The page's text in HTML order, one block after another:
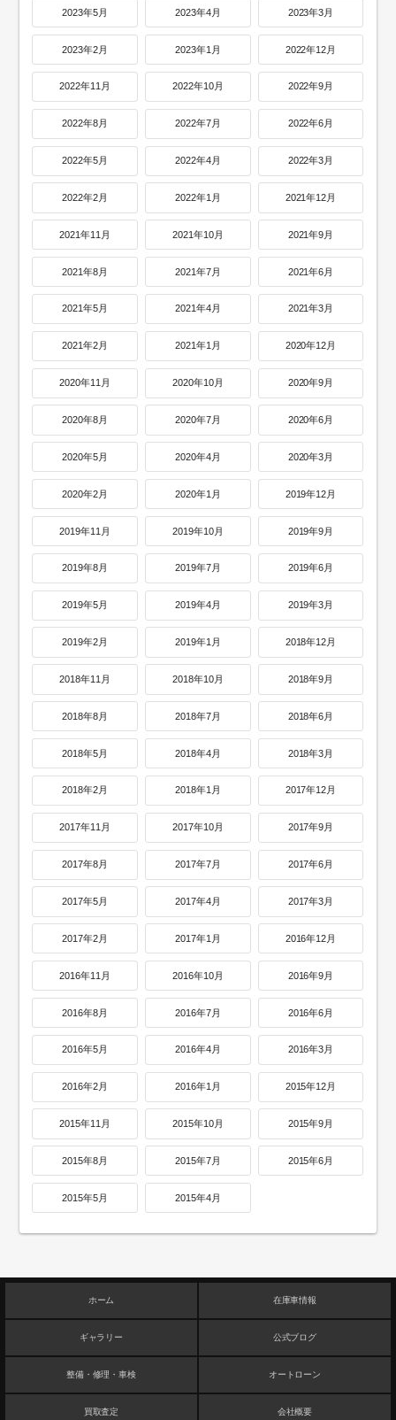
2023年5月 2023年4月 2023年3月
2023年2月 2023年1月 2022年12月
2022年11月 2022年10月 2022年9月
2022年8月 2022年7月 2022年6月
2022年5月 2022年4月 2022年3月
2022年2月 2022年1月 2021年12月
2021年11月 2021年10月 2021年9月
2021年8月 2021年7月 2021年6月
2021年5月 2021年4月 2021年3月
2021年2月 2021年1月 2020年12月
2020年11月 2020年10月 2020年9月
2020年8月 2020年7月 2020年6月
2020年5月 2020年4月 2020年3月
2020年2月 2020年1月 2019年12月
2019年11月 2019年10月 2019年9月
2019年8月 2019年7月 2019年6月
2019年5月 2019年4月 2019年3月
2019年2月 2019年1月 2018年12月
2018年11月 2018年10月 2018年9月
2018年8月 2018年7月 2018年6月
2018年5月 2018年4月 2018年3月
2018年2月 2018年1月 2017年12月
2017年11月 2017年10月 2017年9月
2017年8月 2017年7月 2017年6月
2017年5月 2017年4月 2017年3月
2017年2月 2017年1月 2016年12月
2016年11月 2016年10月 2016年9月
2016年8月 2016年7月 2016年6月
2016年5月 2016年4月 2016年3月
2016年2月 2016年1月 2015年12月
2015年11月 2015年10月 2015年9月
2015年8月 2015年7月 2015年6月
2015年5月 2015年4月
ホーム 在庫車情報
ギャラリー 公式ブログ
整備・修理・車検 オートローン
買取査定 会社概要